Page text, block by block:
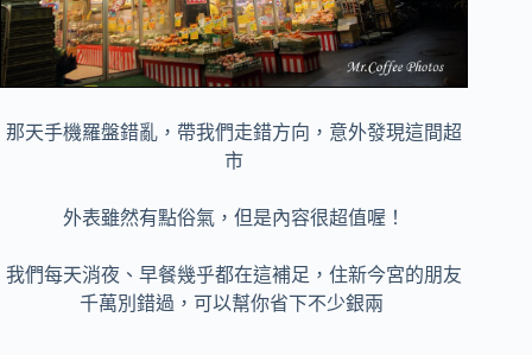
那天手機羅盤錯亂，帶我們走錯方向，意外發現這間超
市
外表雖然有點俗氣，但是內容很超值喔！
我們每天消夜、早餐幾乎都在這補足，住新今宮的朋友
千萬別錯過，可以幫你省下不少銀兩